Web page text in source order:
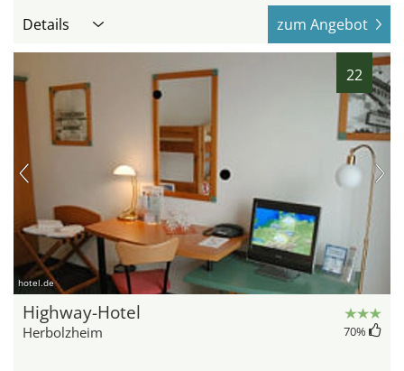
Details zum Angebot
22
hotel.de
Highway-Hotel
Herbolzheim 70%